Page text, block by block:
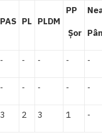
PAS PL PLDM
PP
Șor
- - - - -
- - - - -
3 2 3 1 -